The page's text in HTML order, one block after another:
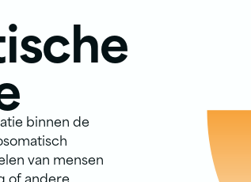
binnen de
van mensen
of andere